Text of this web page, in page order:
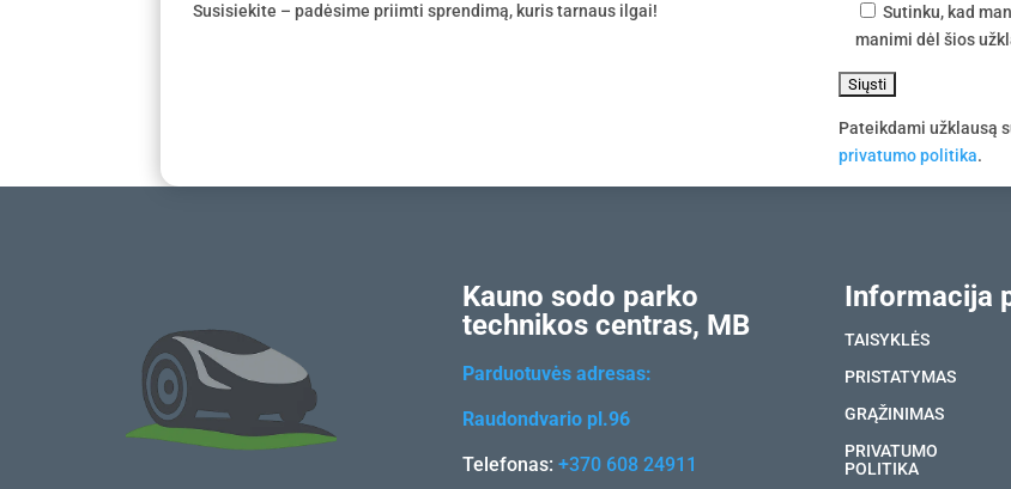
Susisiekite – padėsime priimti sprendimą, kuris tarnaus ilgai!
Sutinku, kad
manimi dėl šios
Pateikdami užklausą
privatumo politika.
Kauno sodo parko
technikos centras, MB
Parduotuvės adresas:
Raudondvario pl.96
Telefonas:+370 608 24911
Informacija
TAISYKLĖS
PRISTATYMAS
GRĄŽINIMAS
PRIVATUMO
POLITIKA